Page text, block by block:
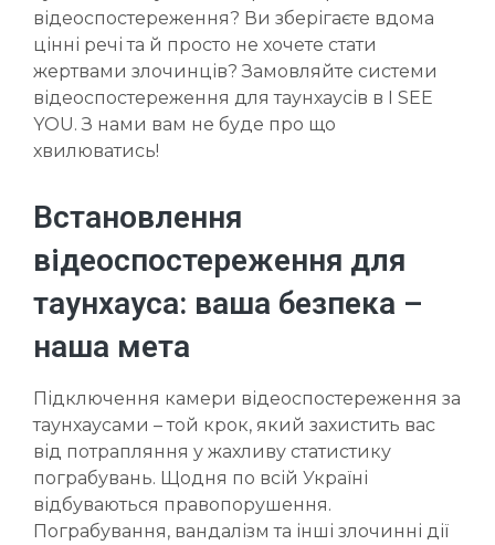
відеоспостереження? Ви зберігаєте вдома
цінні речі та й просто не хочете стати
жертвами злочинців? Замовляйте системи
відеоспостереження для таунхаусів в I SEE
YOU. З нами вам не буде про що
хвилюватись!
Встановлення
відеоспостереження для
таунхауса: ваша безпека –
наша мета
Підключення камери відеоспостереження за
таунхаусами – той крок, який захистить вас
від потрапляння у жахливу статистику
пограбувань. Щодня по всій Україні
відбуваються правопорушення.
Пограбування, вандалізм та інші злочинні дії